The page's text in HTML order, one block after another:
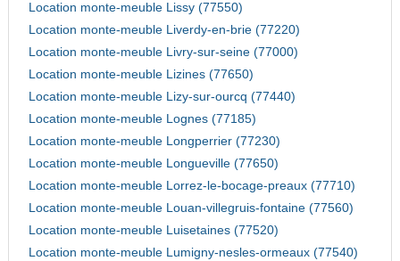
Location monte-meuble Lissy (77550)
Location monte-meuble Liverdy-en-brie (77220)
Location monte-meuble Livry-sur-seine (77000)
Location monte-meuble Lizines (77650)
Location monte-meuble Lizy-sur-ourcq (77440)
Location monte-meuble Lognes (77185)
Location monte-meuble Longperrier (77230)
Location monte-meuble Longueville (77650)
Location monte-meuble Lorrez-le-bocage-preaux (77710)
Location monte-meuble Louan-villegruis-fontaine (77560)
Location monte-meuble Luisetaines (77520)
Location monte-meuble Lumigny-nesles-ormeaux (77540)